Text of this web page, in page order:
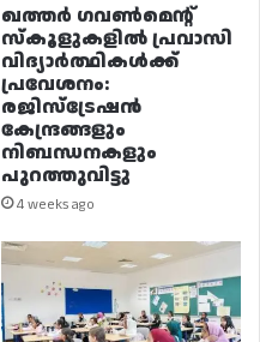
ഖത്തർ ഗവൺമെന്റ്
സ്കൂളുകളിൽ പ്രവാസി
വിദ്യാർത്ഥികൾക്ക്
പ്രവേശനം:
രജിസ്ട്രേഷൻ
കേന്ദ്രങ്ങളും
നിബന്ധനകളും
പുറത്തുവിട്ടു
4 weeks ago